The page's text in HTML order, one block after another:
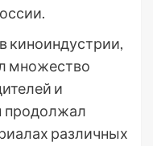
киноиндустрии,
множество
и
продолжал
различных